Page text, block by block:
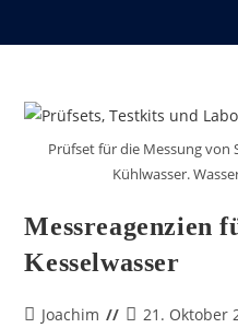
Prüfset für die Messung von
Kühlwasser.
Messreagenzien
Kesselwasser
Joachim
21. Oktober